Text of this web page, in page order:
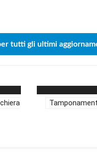
tutti gli ultimi